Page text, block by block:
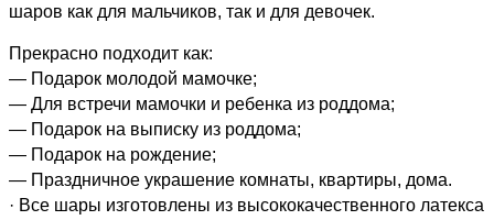
шаров как для мальчиков, так и для девочек.
Прекрасно подходит как:
— Подарок молодой мамочке;
— Для встречи мамочки и ребенка из роддома;
— Подарок на выписку из роддома;
— Подарок на рождение;
— Праздничное украшение комнаты, квартиры, дома.
· Все шары изготовлены из высококачественного латекса